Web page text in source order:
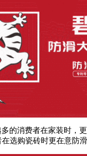
的消费者在家装时，
选购瓷砖时更在意防